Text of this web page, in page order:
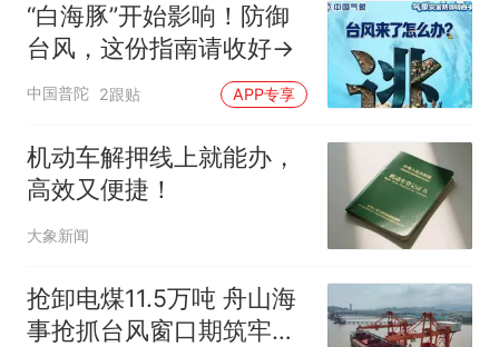
“白海豚”开始影响！防御
台风，这份指南请收好→
中国普陀 2跟贴 APP专享
机动车解押线上就能办，
高效又便捷！
大象新闻
抢卸电煤11.5万吨 舟山海
事抢抓台风窗口期筑牢供